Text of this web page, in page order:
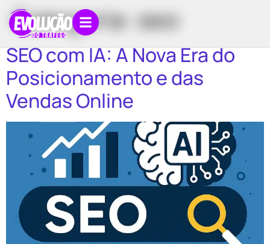
Categoria:seo
SEO com IA: A Nova Era do
Posicionamento e das
Vendas Online